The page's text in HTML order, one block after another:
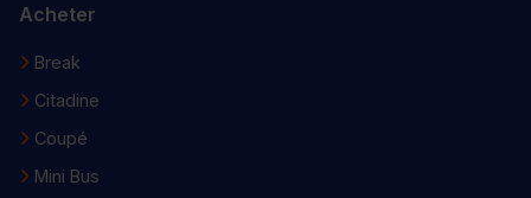
Acheter
Break
Citadine
Coupé
Mini Bus